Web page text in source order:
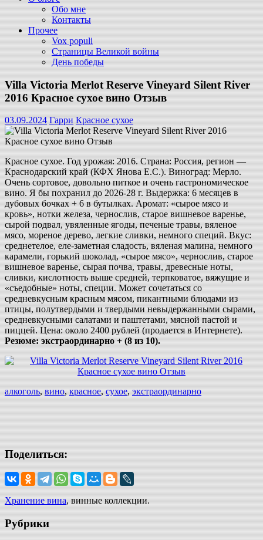
Обо мне
Контакты
Прочее
Vox populi
Страницы Великой войны
День победы
Villa Victoria Merlot Reserve Vineyard Silent River
2016 Красное сухое вино Отзыв
03.09.2024 Гарри Красное сухое
Красное сухое. Год урожая: 2016. Страна: Россия, регион —
Краснодарский край (КФХ Янова Е.С.). Виноград: Мерло.
Очень сортовое, довольно питкое и очень гастрономическое
вино. Я бы похранил до 2026-28 г. Выдержка: 6 месяцев в
дубовых бочках + 6 в бутылках. Аромат: «сырое мясо и
кровь», нотки железа, чернослив, старое вишневое варенье,
сырой подвал, увяленные ягоды, печеные травы, вяленое
мясо, мореное дерево, легкие сливки, немного специй. Вкус:
среднетелое, еле-заметная сладость, вяленая малина, немного
карамели, горький шоколад, «сырое мясо», чернослив, старое
вишневое варенье, сырая почва, травы, древесные ноты,
сливки, кислотность выше средней, терпковатое, вяжущие и
«съедобные» ноты, специи. Может сочетаться со
средневкусным красным мясом, пикантными блюдами из
птицы, полутвердыми и твердыми невыдержанными сырами,
средневкусными салатами и паштетами, мясной пастой и
пиццей. Цена: около 2400 рублей (продается в Интернете).
Резюме: экстраординарно + (8 из 10).
алкоголь, вино, красное, сухое, экстраординарно
Поделиться:
Хранение вина, винные коллекции.
Рубрики